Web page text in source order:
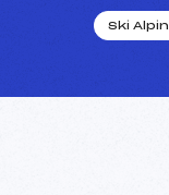
Ski Alpin